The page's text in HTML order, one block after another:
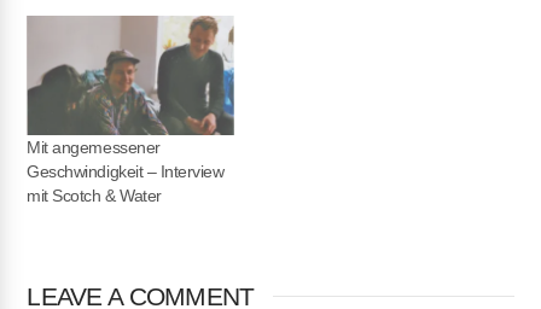
Mit angemessener
Geschwindigkeit – Interview
mit Scotch & Water
LEAVE A COMMENT